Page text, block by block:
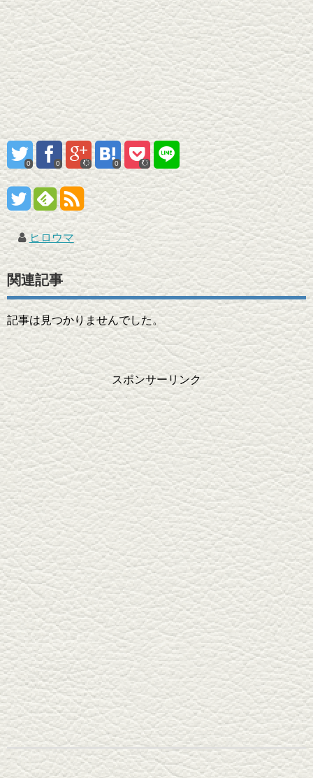
0 0 0
ヒロウマ
関連記事
記事は見つかりませんでした。
スポンサーリンク